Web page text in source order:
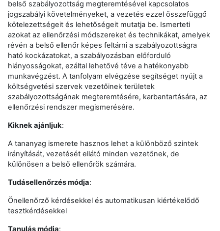
belső szabályozottság megteremtésével kapcsolatos
jogszabályi követelményeket, a vezetés ezzel összefüggő
kötelezettségeit és lehetőségeit mutatja be. Ismerteti
azokat az ellenőrzési módszereket és technikákat, amelyek
révén a belső ellenőr képes feltárni a szabályozottságra
ható kockázatokat, a szabályozásban előforduló
hiányosságokat, ezáltal lehetővé téve a hatékonyabb
munkavégzést. A tanfolyam elvégzése segítséget nyújt a
költségvetési szervek vezetőinek területek
szabályozottságának megteremtésére, karbantartására, az
ellenőrzési rendszer megismerésére.
Kiknek ajánljuk:
A tananyag ismerete hasznos lehet a különböző szintek
irányítását, vezetését ellátó minden vezetőnek, de
különösen a belső ellenőrök számára.
Tudásellenőrzés módja:
Önellenőrző kérdésekkel és automatikusan kiértékelődő
tesztkérdésekkel
Tanulás módja: